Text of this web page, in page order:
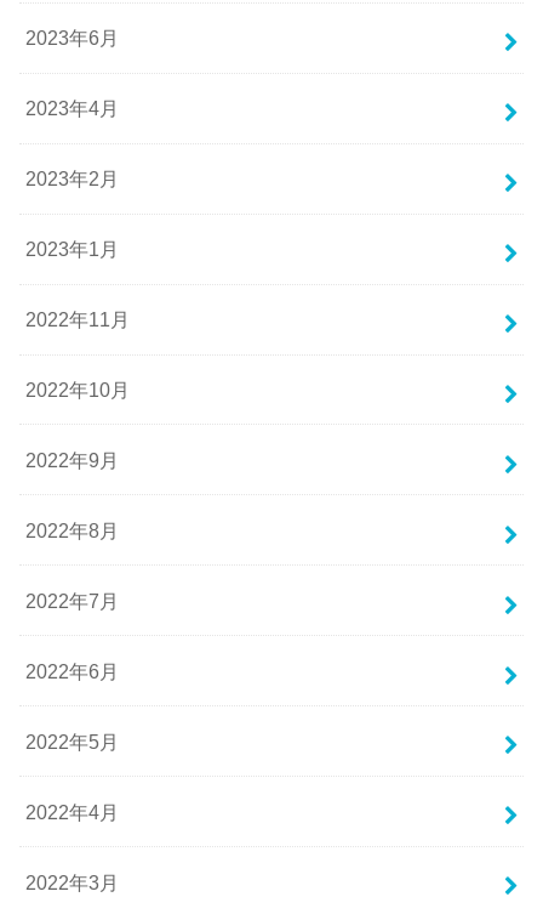
2023年6月
2023年4月
2023年2月
2023年1月
2022年11月
2022年10月
2022年9月
2022年8月
2022年7月
2022年6月
2022年5月
2022年4月
2022年3月